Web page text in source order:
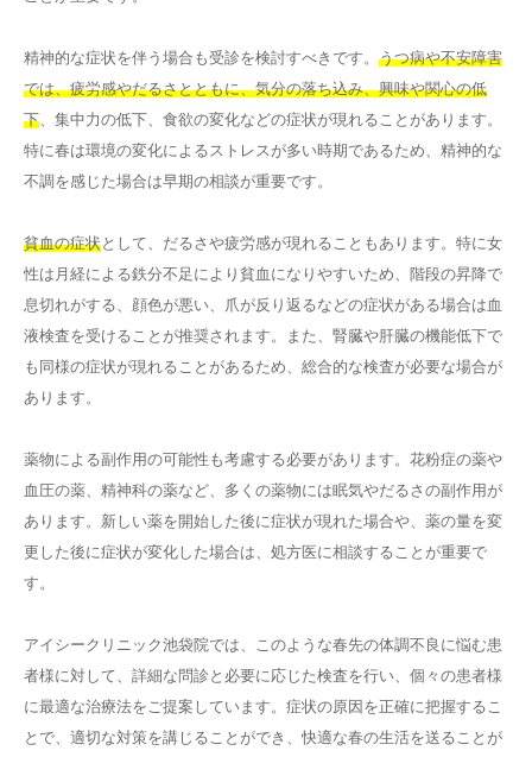
精神的な症状を伴う場合も受診を検討すべきです。 うつ病や不安障害
では、疲労感やだるさとともに、気分の落ち込み、興味や関心の低
下 、集中力の低下、食欲の変化などの症状が現れることがあります。
特に春は環境の変化によるストレスが多い時期であるため、精神的な
不調を感じた場合は早期の相談が重要です。
貧血の症状として、だるさや疲労感が現れることもあります。特に女
性は月経による鉄分不足により貧血になりやすいため、階段の昇降で
息切れがする、顔色が悪い、爪が反り返るなどの症状がある場合は血
液検査を受けることが推奨されます。また、腎臓や肝臓の機能低下で
も同様の症状が現れることがあるため、総合的な検査が必要な場合が
あります。
薬物による副作用の可能性も考慮する必要があります。花粉症の薬や
血圧の薬、精神科の薬など、多くの薬物には眠気やだるさの副作用が
あります。新しい薬を開始した後に症状が現れた場合や、薬の量を変
更した後に症状が変化した場合は、処方医に相談することが重要で
す。
アイシークリニック池袋院では、このような春先の体調不良に悩む患
者様に対して、詳細な問診と必要に応じた検査を行い、個々の患者様
に最適な治療法をご提案しています。症状の原因を正確に把握するこ
とで、適切な対策を講じることができ、快適な春の生活を送ることが